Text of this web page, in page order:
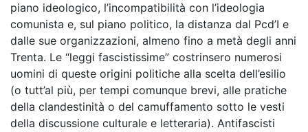
piano ideologico, l’incompatibilità con l’ideologia
comunista e, sul piano politico, la distanza dal Pcd’I e
dalle sue organizzazioni, almeno fino a metà degli anni
Trenta. Le “leggi fascistissime” costrinsero numerosi
uomini di queste origini politiche alla scelta dell’esilio
(o tutt’al più, per tempi comunque brevi, alle pratiche
della clandestinità o del camuffamento sotto le vesti
della discussione culturale e letteraria). Antifascisti